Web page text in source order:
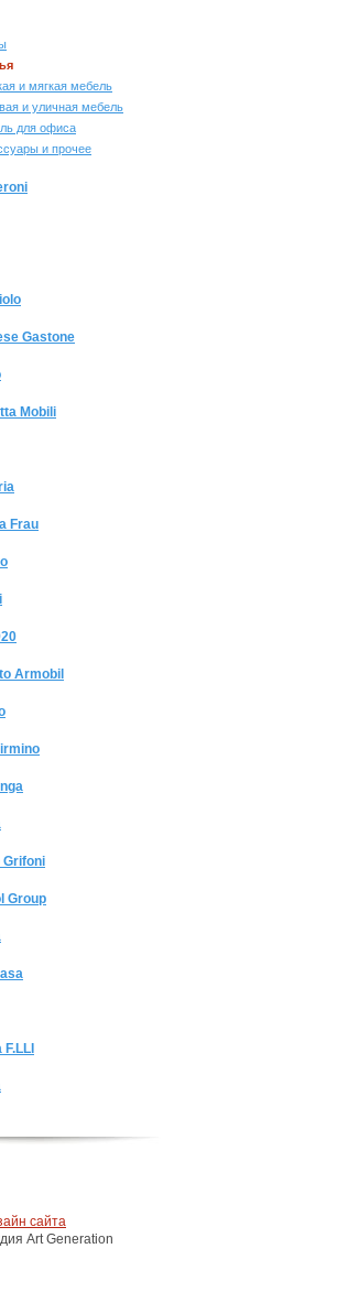
и мягкая мебель
и уличная мебель
для офиса
и прочее
Gastone
Mobili
Frau
Armobil
Grifoni
Group
сайта
Art Generation